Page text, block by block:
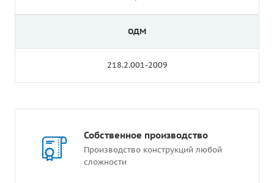
ОДМ
218.2.001-2009
Собственное производство
Производство конструкций любой
сложности